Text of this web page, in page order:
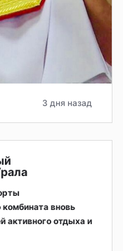
3 дня назад
вновь
активного отдыха и